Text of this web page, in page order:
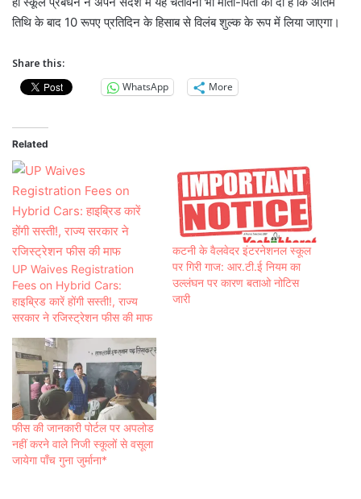
तिथि के बाद 10 रूपए प्रतिदिन के हिसाब से विलंब शुल्क के रूप में लिया जाएगा।
Share this:
WhatsApp
More
Related
UP Waives Registration
Fees on Hybrid Cars:
हाइब्रिड कारें होंगी सस्ती!, राज्य
सरकार ने रजिस्ट्रेशन फीस की माफ
कटनी के वैलवेदर इंटरनेशनल स्कूल
पर गि‍री गाज: आर.टी.ई नियम का
उल्लंघन पर कारण बताओ नोटिस
जारी
फीस की जानकारी पोर्टल पर अपलोड
नहीं करने वाले निजी स्कूलों से वसूला
जायेगा पाँच गुना जुर्माना*